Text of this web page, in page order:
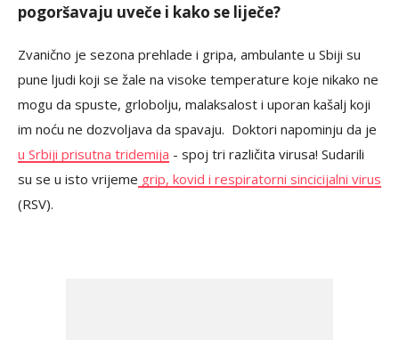
pogoršavaju uveče i kako se liječe?
Zvanično je sezona prehlade i gripa, ambulante u Sbiji su
pune ljudi koji se žale na visoke temperature koje nikako ne
mogu da spuste, grlobolju, malaksalost i uporan kašalj koji
im noću ne dozvoljava da spavaju. Doktori napominju da je
u Srbiji prisutna tridemija - spoj tri različita virusa! Sudarili
su se u isto vrijeme grip, kovid i respiratorni sincicijalni virus
(RSV).